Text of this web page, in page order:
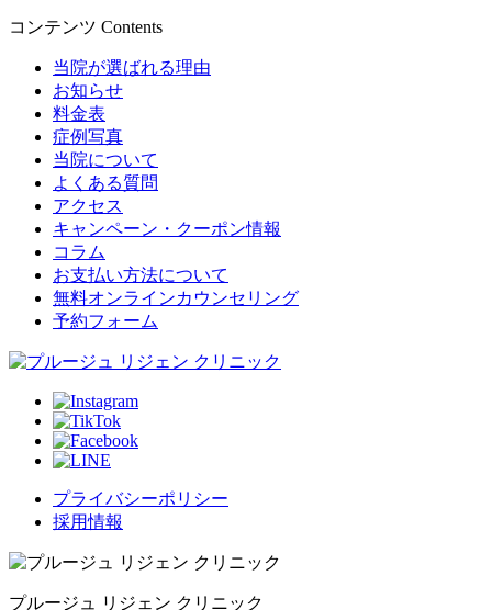
コンテンツ Contents
当院が選ばれる理由
お知らせ
料金表
症例写真
当院について
よくある質問
アクセス
キャンペーン・クーポン情報
コラム
お支払い方法について
無料オンラインカウンセリング
予約フォーム
プライバシーポリシー
採用情報
プルージュ リジェン クリニック